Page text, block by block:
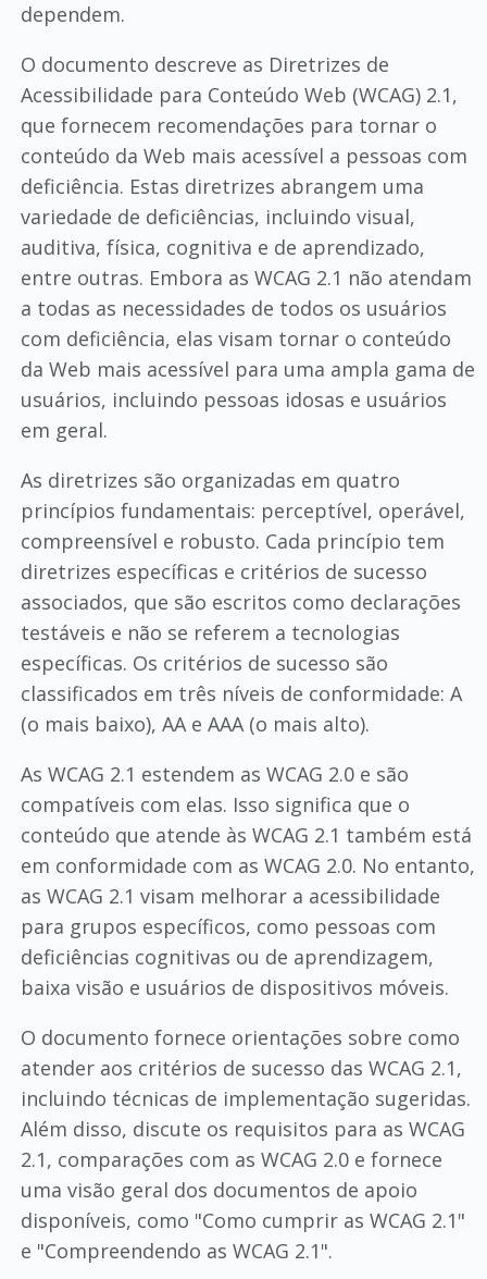
dependem.
O documento descreve as Diretrizes de
Acessibilidade para Conteúdo Web (WCAG) 2.1,
que fornecem recomendações para tornar o
conteúdo da Web mais acessível a pessoas com
deficiência. Estas diretrizes abrangem uma
variedade de deficiências, incluindo visual,
auditiva, física, cognitiva e de aprendizado,
entre outras. Embora as WCAG 2.1 não atendam
a todas as necessidades de todos os usuários
com deficiência, elas visam tornar o conteúdo
da Web mais acessível para uma ampla gama de
usuários, incluindo pessoas idosas e usuários
em geral.
As diretrizes são organizadas em quatro
princípios fundamentais: perceptível, operável,
compreensível e robusto. Cada princípio tem
diretrizes específicas e critérios de sucesso
associados, que são escritos como declarações
testáveis e não se referem a tecnologias
específicas. Os critérios de sucesso são
classificados em três níveis de conformidade: A
(o mais baixo), AA e AAA (o mais alto).
As WCAG 2.1 estendem as WCAG 2.0 e são
compatíveis com elas. Isso significa que o
conteúdo que atende às WCAG 2.1 também está
em conformidade com as WCAG 2.0. No entanto,
as WCAG 2.1 visam melhorar a acessibilidade
para grupos específicos, como pessoas com
deficiências cognitivas ou de aprendizagem,
baixa visão e usuários de dispositivos móveis.
O documento fornece orientações sobre como
atender aos critérios de sucesso das WCAG 2.1,
incluindo técnicas de implementação sugeridas.
Além disso, discute os requisitos para as WCAG
2.1, comparações com as WCAG 2.0 e fornece
uma visão geral dos documentos de apoio
disponíveis, como "Como cumprir as WCAG 2.1"
e "Compreendendo as WCAG 2.1".